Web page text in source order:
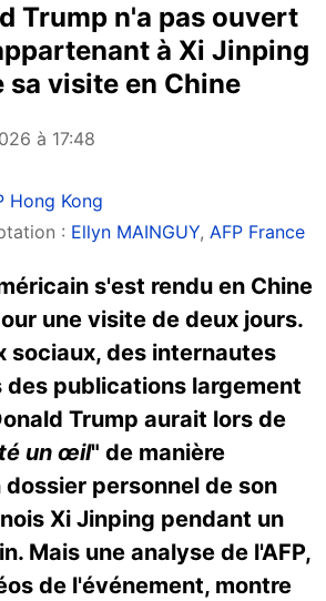
Trump n'a pas ouvert
à Xi Jinping
sa visite en Chine
à 17:48
Hong Kong
: Ellyn MAINGUY, AFP France
s'est rendu en Chine
une visite de deux jours.
sociaux, des internautes
publications largement
Trump aurait lors de
un œil" de manière
personnel de son
Xi Jinping pendant un
Mais une analyse de l'AFP,
de l'événement, montre